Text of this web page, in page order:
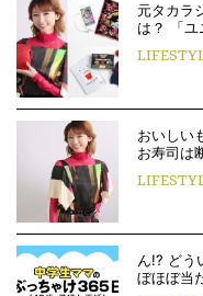
元タカラ
は？ 「
おいしい
お寿司は
ん!? どう
ぼほぼ当